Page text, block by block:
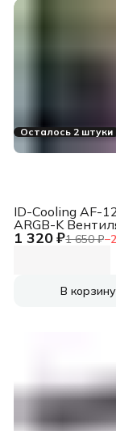
Осталось 2 штуки
1 320 ₽1 650 ₽−
ID-Cooling AF-
ARGB-K
для корпуса
В корзину